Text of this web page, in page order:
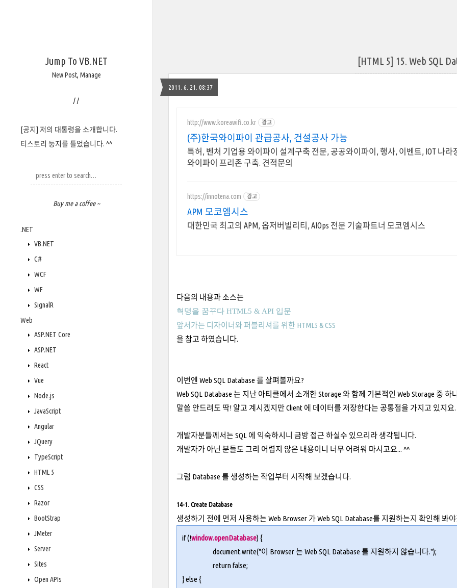
Jump To VB.NET
New Post, Manage
/ /
[공지] 저의 대통령을 소개합니다.
티스토리 둥지를 틀었습니다. ^^
Buy me a coffee ~
.NET
VB.NET
C#
WCF
WF
SignalR
Web
ASP.NET Core
ASP.NET
React
Vue
Node.js
JavaScript
Angular
JQuery
TypeScript
HTML 5
CSS
Razor
BootStrap
JMeter
Server
Sites
Open APIs
[HTML 5] 15. Web SQL
2011. 6. 21. 08:37
http://www.koreawifi.co.kr 광고
(주)한국와이파이 관급공사, 건설공사 가능
특허, 벤처 기업용 와이파이 설계구축 전문, 공공와이파이, 행사, 이벤트, IOT 나
와이파이 프리존 구축. 견적문의
https://innotena.com 광고
APM 모코엠시스
대한민국 최고의 APM, 옵저버빌리티, AIOps 전문 기술파트너 모코엠시스
다음의 내용과 소스는
혁명을 꿈꾸다 HTML5 & API 입문
앞서가는 디자이너와 퍼블리셔를 위한 HTML5 & CSS
을 참고 하였습니다.
이번엔 Web SQL Database 를 살펴볼까요?
Web SQL Database 는 지난 아티클에서 소개한 Storage 와 함께 기본적인 Web Storage 중 하
말씀 안드려도 딱! 알고 계시겠지만 Client 에 데이터를 저장한다는 공통점을 가지고 있지요.
개발자분들께서는 SQL 에 익숙하시니 금방 접근 하실수 있으리라 생각됩니다.
개발자가 아닌 분들도 그리 어렵지 않은 내용이니 너무 어려워 마시고요... ^^
그럼 Database 를 생성하는 작업부터 시작해 보겠습니다.
14-1. Create Database
생성하기 전에 먼저 사용하는 Web Browser 가 Web SQL Database를 지원하는지 확인해 봐
if (!window.openDatabase) {
document.write("이 Browser 는 Web SQL Database 를 지원하지 않습니다.");
return false;
} else {